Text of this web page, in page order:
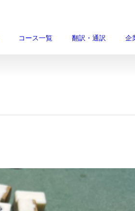
コース一覧 翻訳・通訳 企